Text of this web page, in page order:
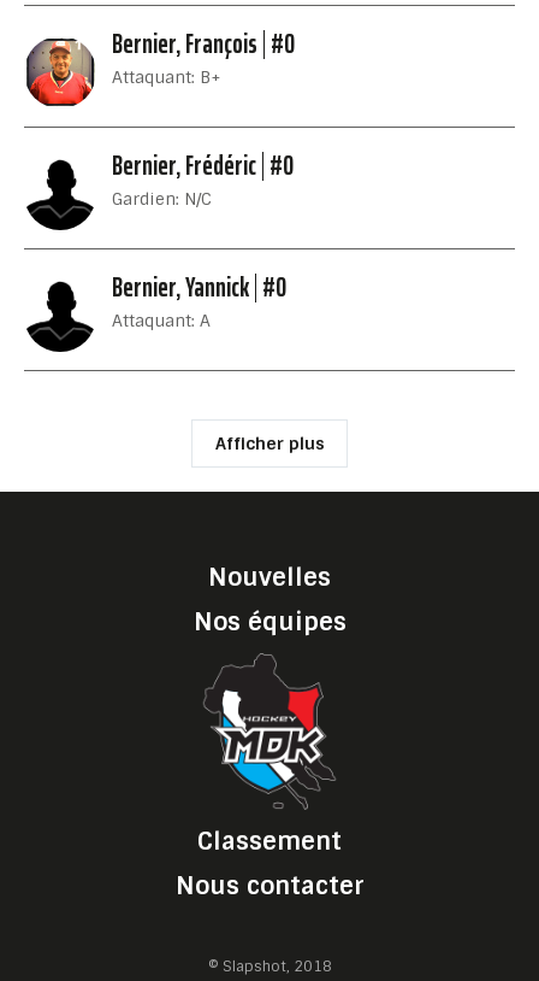
Bernier, François #0
Attaquant: B+
Bernier, Frédéric #0
Gardien: N/C
Bernier, Yannick #0
Attaquant: A
Afficher plus
Nouvelles
Nos équipes
Classement
Nous contacter
© Slapshot, 2018